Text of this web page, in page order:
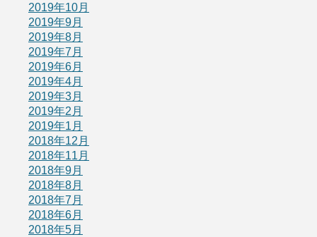
2019年10月
2019年9月
2019年8月
2019年7月
2019年6月
2019年4月
2019年3月
2019年2月
2019年1月
2018年12月
2018年11月
2018年9月
2018年8月
2018年7月
2018年6月
2018年5月